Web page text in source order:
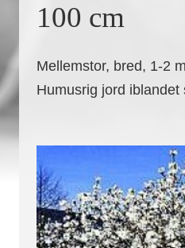
100 cm
Mellemstor, bred, 1-2
Humusrig jord iblandet